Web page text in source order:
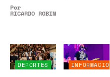
Por
RICARDO ROBINS
DEPORTES
INFORMACIÓN